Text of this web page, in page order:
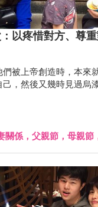
以疼惜對方、尊
被上帝創造時，本來
，然後又幾時見過烏
關係，父親節，母親節